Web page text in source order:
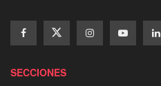
SECCIONES